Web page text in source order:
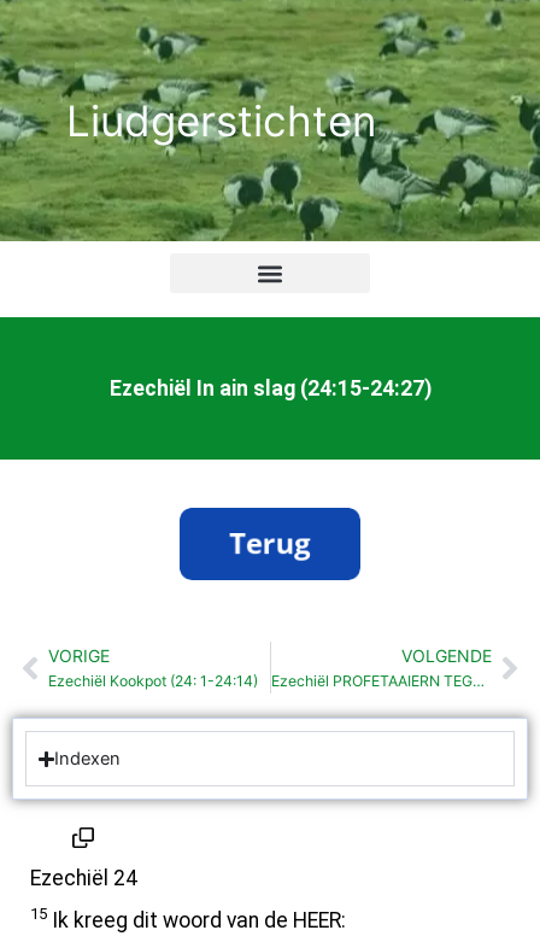
Ga
naar
de
inhoudLiudgerstichten
Ezechiël In ain slag (24:15-24:27)
Vorige
VORIGE
Ezechiël Kookpot (24: 1-24:14)
VOLGENDE
Ezechiël PROFETAAIERN TEGEN JUDOA ZIEN VIJANDEN
Indexen
Ezechiël 24
15 Ik kreeg dit woord van de HEER: